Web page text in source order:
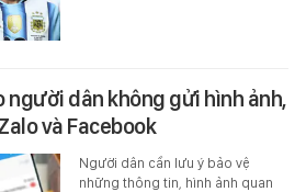
người dân không gửi hình ảnh,
và Facebook
Người dân cần lưu ý bảo vệ
những thông tin, hình ảnh quan